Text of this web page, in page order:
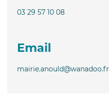
03 29 57 10 08
Email
mairie.anould@wanadoo.fr